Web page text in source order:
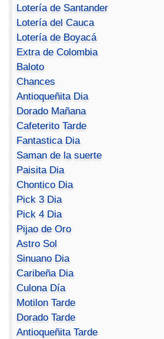
Lotería de Santander
Lotería del Cauca
Lotería de Boyacá
Extra de Colombia
Baloto
Chances
Antioqueñita Dia
Dorado Mañana
Cafeterito Tarde
Fantastica Dia
Saman de la suerte
Paisita Dia
Chontico Dia
Pick 3 Dia
Pick 4 Dia
Pijao de Oro
Astro Sol
Sinuano Dia
Caribeña Dia
Culona Día
Motilon Tarde
Dorado Tarde
Antioqueñita Tarde